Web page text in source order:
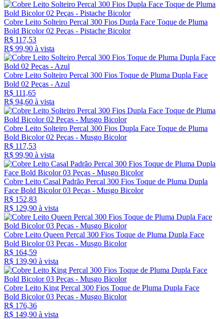
Cobre Leito Solteiro Percal 300 Fios Dupla Face Toque de Pluma
Bold Bicolor 02 Peças - Pistache Bicolor
R$ 117,53
R$ 99,90 à vista
Cobre Leito Solteiro Percal 300 Fios Toque de Pluma Dupla Face
Bold 02 Peças - Azul
R$ 111,65
R$ 94,60 à vista
Cobre Leito Solteiro Percal 300 Fios Dupla Face Toque de Pluma
Bold Bicolor 02 Peças - Musgo Bicolor
R$ 117,53
R$ 99,90 à vista
Cobre Leito Casal Padrão Percal 300 Fios Toque de Pluma Dupla
Face Bold Bicolor 03 Peças - Musgo Bicolor
R$ 152,83
R$ 129,90 à vista
Cobre Leito Queen Percal 300 Fios Toque de Pluma Dupla Face
Bold Bicolor 03 Peças - Musgo Bicolor
R$ 164,59
R$ 139,90 à vista
Cobre Leito King Percal 300 Fios Toque de Pluma Dupla Face
Bold Bicolor 03 Peças - Musgo Bicolor
R$ 176,36
R$ 149,90 à vista